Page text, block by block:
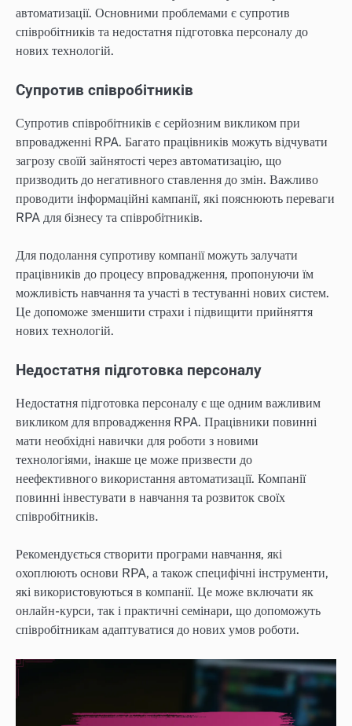
автоматизації. Основними проблемами є супротив
співробітників та недостатня підготовка персоналу до
нових технологій.
Супротив співробітників
Супротив співробітників є серйозним викликом при
впровадженні RPA. Багато працівників можуть відчувати
загрозу своїй зайнятості через автоматизацію, що
призводить до негативного ставлення до змін. Важливо
проводити інформаційні кампанії, які пояснюють переваги
RPA для бізнесу та співробітників.
Для подолання супротиву компанії можуть залучати
працівників до процесу впровадження, пропонуючи їм
можливість навчання та участі в тестуванні нових систем.
Це допоможе зменшити страхи і підвищити прийняття
нових технологій.
Недостатня підготовка персоналу
Недостатня підготовка персоналу є ще одним важливим
викликом для впровадження RPA. Працівники повинні
мати необхідні навички для роботи з новими
технологіями, інакше це може призвести до
неефективного використання автоматизації. Компанії
повинні інвестувати в навчання та розвиток своїх
співробітників.
Рекомендується створити програми навчання, які
охоплюють основи RPA, а також специфічні інструменти,
які використовуються в компанії. Це може включати як
онлайн-курси, так і практичні семінари, що допоможуть
співробітникам адаптуватися до нових умов роботи.